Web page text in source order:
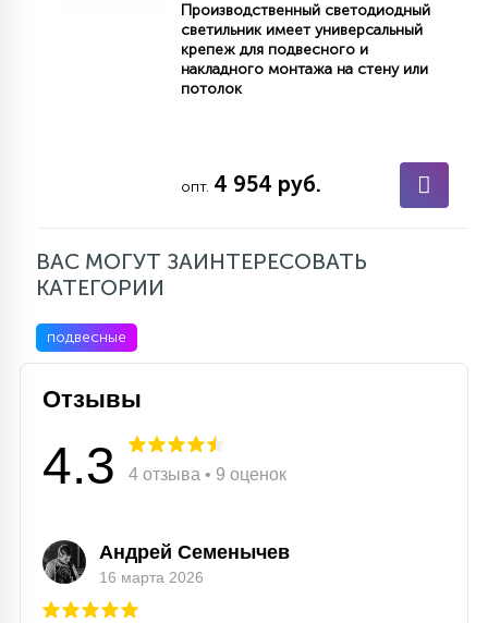
Производственный светодиодный
светильник имеет универсальный
крепеж для подвесного и
накладного монтажа на стену или
потолок
опт. 4 954 руб.
ВАС МОГУТ ЗАИНТЕРЕСОВАТЬ
КАТЕГОРИИ
подвесные
Отзывы
4.3 4 отзыва • 9 оценок
Андрей Семенычев
16 марта 2026